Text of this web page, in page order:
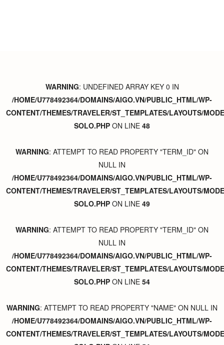
WARNING: UNDEFINED ARRAY KEY 0 IN
/HOME/U778492364/DOMAINS/AIGO.VN/PUBLIC_HTML/WP-
CONTENT/THEMES/TRAVELER/ST_TEMPLATES/LAYOUTS/
SOLO.PHP ON LINE 48
WARNING: ATTEMPT TO READ PROPERTY "TERM_ID" ON
NULL IN
/HOME/U778492364/DOMAINS/AIGO.VN/PUBLIC_HTML/WP-
CONTENT/THEMES/TRAVELER/ST_TEMPLATES/LAYOUTS/
SOLO.PHP ON LINE 49
WARNING: ATTEMPT TO READ PROPERTY "TERM_ID" ON
NULL IN
/HOME/U778492364/DOMAINS/AIGO.VN/PUBLIC_HTML/WP-
CONTENT/THEMES/TRAVELER/ST_TEMPLATES/LAYOUTS/
SOLO.PHP ON LINE 54
WARNING: ATTEMPT TO READ PROPERTY "NAME" ON NULL IN
/HOME/U778492364/DOMAINS/AIGO.VN/PUBLIC_HTML/WP-
CONTENT/THEMES/TRAVELER/ST_TEMPLATES/LAYOUTS/